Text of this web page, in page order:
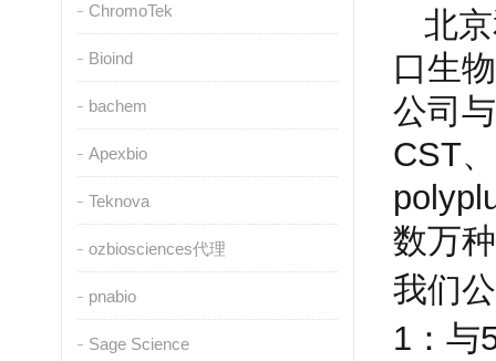
ChromoTek
Bioind
bachem
Apexbio
Teknova
ozbiosciences代理
pnabio
Sage Science
北
口生
公司
CST、
数万
我们
1 ：与